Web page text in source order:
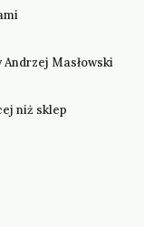
Masłowski
niż sklep